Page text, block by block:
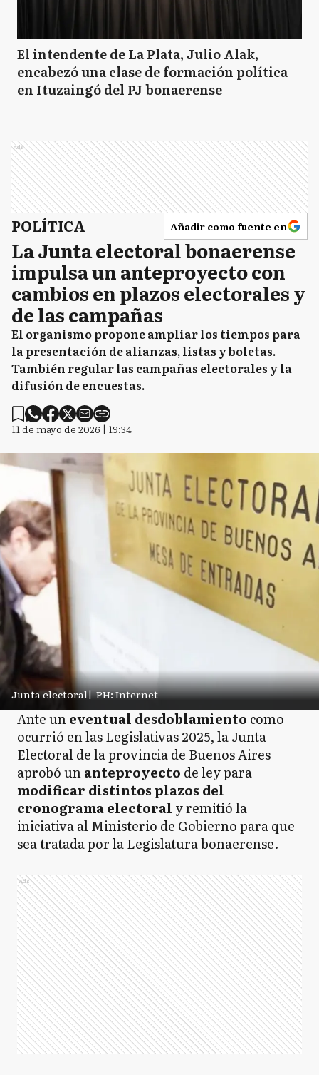
El intendente de La Plata, Julio Alak,
encabezó una clase de formación política
en Ituzaingó del PJ bonaerense
Ads
POLÍTICA Añadir como fuente en
La Junta electoral bonaerense
impulsa un anteproyecto con
cambios en plazos electorales y
de las campañas
El organismo propone ampliar los tiempos para
la presentación de alianzas, listas y boletas.
También regular las campañas electorales y la
difusión de encuestas.
11 de mayo de 2026 | 19:34
Junta electoral| PH: Internet
Ante uneventual desdoblamiento como
ocurrió en las Legislativas 2025, la Junta
Electoral de la provincia de Buenos Aires
aprobó unanteproyecto de ley para
modificar distintos plazos del
cronograma electoral y remitió la
iniciativa al Ministerio de Gobierno para que
sea tratada por la Legislatura bonaerense.
Ads